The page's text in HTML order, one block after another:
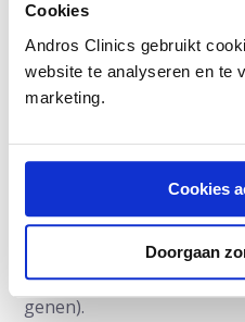
Cookies
Andros Clinics gebruikt
website te analyseren en te
marketing.
Cookies
Doorgaan
Risk stratified screening
genoemd) van
bepalen van een
bij elke man vanaf de
Daarnaast wordt jaarlijkse
bij mannen met bekende
prostaatkanker zoals
ook van borstkanker),
genetisch voorspellende
van het BRCA 2 gen (en
genen).